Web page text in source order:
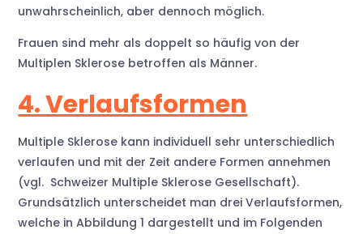
unwahrscheinlich, aber dennoch möglich.
Frauen sind mehr als doppelt so häufig von der
Multiplen Sklerose betroffen als Männer.
4. Verlaufsformen
Multiple Sklerose kann individuell sehr unterschiedlich
verlaufen und mit der Zeit andere Formen annehmen
(vgl. Schweizer Multiple Sklerose Gesellschaft).
Grundsätzlich unterscheidet man drei Verlaufsformen,
welche in Abbildung 1 dargestellt und im Folgenden